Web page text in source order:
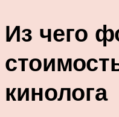
Из чего
кинолога